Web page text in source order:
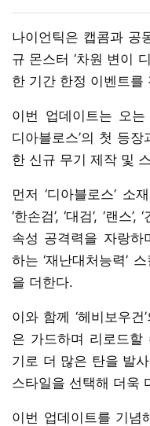
나이언틱은 캡콤과 공
규 몬스터 ‘차원 변이
한 기간 한정 이벤트를
이번 업데이트는 오
디아블로스’의 첫 등장
한 신규 무기 제작 및
먼저 ‘디아블로스’ 소
‘한손검’, ‘대검’, ‘랜스
속성 공격력을 자랑
하는 ‘재난대처능력’
을 더한다.
이와 함께 ‘헤비보우
은 가드하며 리로드할
기로 더 많은 탄을 발
스타일을 선택해 더욱
이번 업데이트를 기념